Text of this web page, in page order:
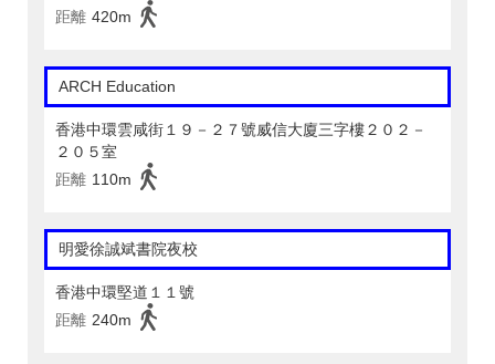
距離 420m
ARCH Education
香港中環雲咸街１９－２７號威信大廈三字樓２０２－
２０５室
距離 110m
明愛徐誠斌書院夜校
香港中環堅道１１號
距離 240m